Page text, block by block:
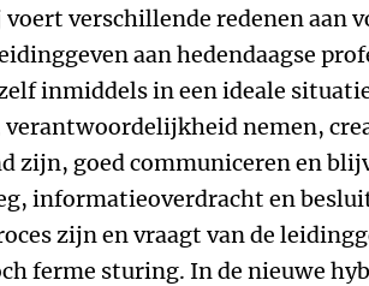
voert verschillende redenen aan
aan hedendaagse
inmiddels in een ideale
verantwoordelijkheid nemen,
zijn, goed communiceren en
informatieoverdracht en
zijn en vraagt van de
ferme sturing. In de nieuwe